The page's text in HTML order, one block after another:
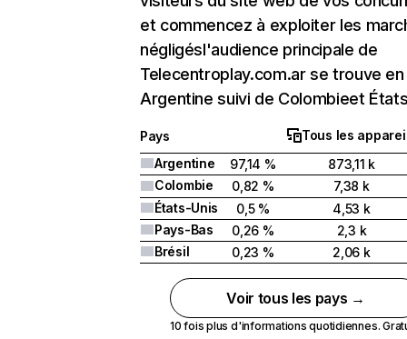
et commencez à exploiter les
négligésl'audience principale de
Telecentroplay.com.ar se trouve en
Argentine suivi de Colombieet
Pays
Tous les
Argentine
97,14 %
873,11 k
Colombie
0,82 %
7,38 k
États-Unis
0,5 %
4,53 k
Pays-Bas
0,26 %
2,3 k
Brésil
0,23 % 2,06 k
Voir tous les pays →
10 fois plus d'informations quotidiennes.